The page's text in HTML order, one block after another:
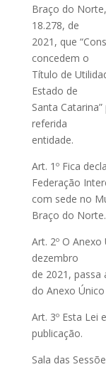
Braço do
18.278, de
2021, que
concedem o
Título de
Estado de
Santa
referida
entidade.
Art. 1º Fica
Federação
com sede no
Braço do Norte.
Art. 2º O Anexo
dezembro
de 2021,
do Anexo
Art. 3º Esta Lei
publicação.
Sala das